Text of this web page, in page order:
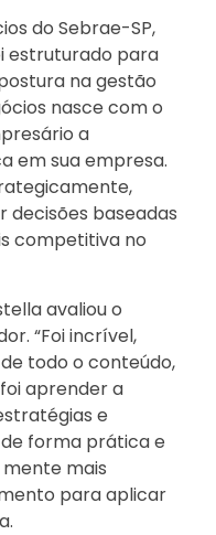
do Sebrae-SP,
estruturado para
na gestão
nasce com o
a
em sua empresa.
decisões baseadas
competitiva no
avaliou o
“Foi incrível,
todo o conteúdo,
aprender a
e
forma prática e
mais
para aplicar